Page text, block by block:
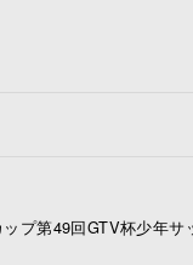
プ第49回GTV杯少年サ